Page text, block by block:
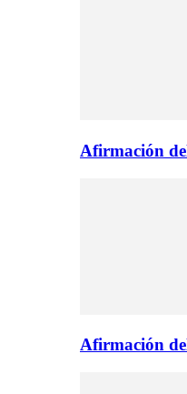
Afirmación
Afirmación